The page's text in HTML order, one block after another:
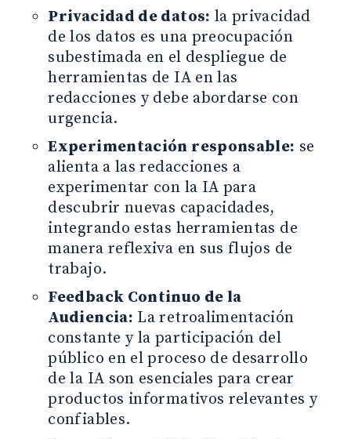
Privacidad de datos: la privacidad
de los datos es una preocupación
subestimada en el despliegue de
herramientas de IA en las
redacciones y debe abordarse con
urgencia.
Experimentación responsable: se
alienta a las redacciones a
experimentar con la IA para
descubrir nuevas capacidades,
integrando estas herramientas de
manera reflexiva en sus flujos de
trabajo.
Feedback Continuo de la
Audiencia: La retroalimentación
constante y la participación del
público en el proceso de desarrollo
de la IA son esenciales para crear
productos informativos relevantes y
confiables.